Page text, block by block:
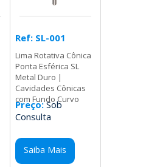
Ref: SL-001
Lima Rotativa Cônica
Ponta Esférica SL
Metal Duro |
Cavidades Cônicas
com Fundo Curvo
Preço:Sob
Consulta
Saiba Mais